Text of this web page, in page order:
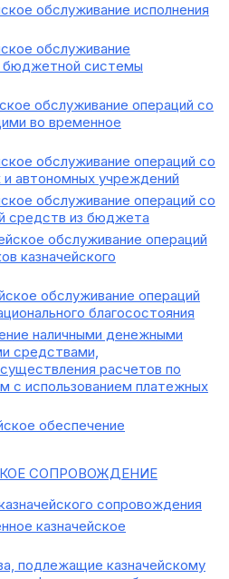
обслуживание исполнения
обслуживание
бюджетной системы
обслуживание операций со
во временное
обслуживание операций со
автономных учреждений
обслуживание операций со
средств из бюджета
обслуживание операций
казначейского
обслуживание операций
благосостояния
наличными денежными
средствами,
расчетов по
с использованием платежных
обеспечение
СОПРОВОЖДЕНИЕ
сопровождения
казначейское
подлежащие казначейскому